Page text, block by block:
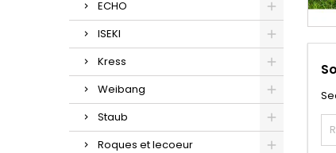
ECHO
ISEKI
Kress
Weibang
Staub
Roques et lecoeur